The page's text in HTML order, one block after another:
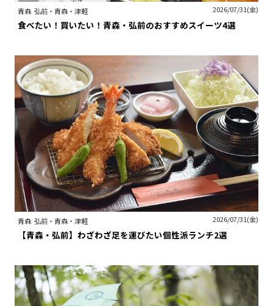
青森 弘前・青森・津軽 2026/07/31(金)
食べたい！買いたい！青森・弘前のおすすめスイーツ4選
青森 弘前・青森・津軽 2026/07/31(金)
【青森・弘前】わざわざ足を運びたい個性派ランチ2選